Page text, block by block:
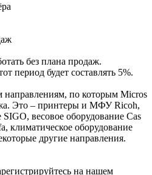
без плана продаж.
период будет составлять 5%.
направлениям, по которым Micros
Это – принтеры и МФУ Ricoh,
весовое оборудование Cas
климатическое оборудование
другие направления.
на нашем